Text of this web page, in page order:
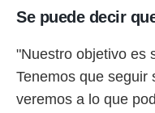
Se puede decir
"Nuestro objetivo es
Tenemos que seguir
veremos a lo que